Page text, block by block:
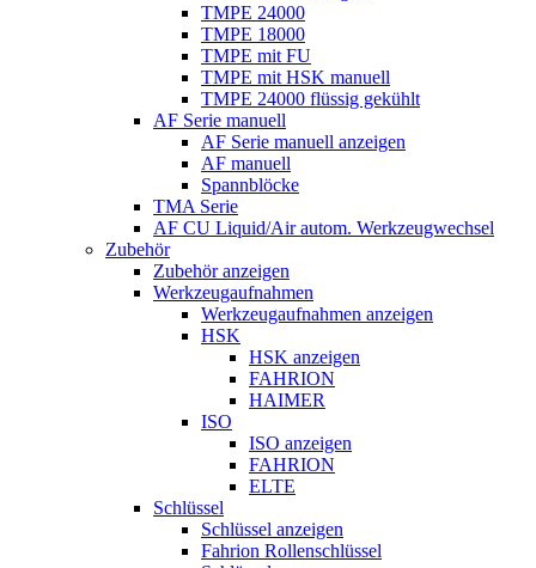
TMPE 24000
TMPE 18000
TMPE mit FU
TMPE mit HSK manuell
TMPE 24000 flüssig gekühlt
AF Serie manuell
AF Serie manuell anzeigen
AF manuell
Spannblöcke
TMA Serie
AF CU Liquid/Air autom. Werkzeugwechsel
Zubehör
Zubehör anzeigen
Werkzeugaufnahmen
Werkzeugaufnahmen anzeigen
HSK
HSK anzeigen
FAHRION
HAIMER
ISO
ISO anzeigen
FAHRION
ELTE
Schlüssel
Schlüssel anzeigen
Fahrion Rollenschlüssel